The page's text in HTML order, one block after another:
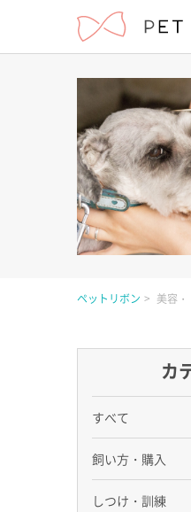
ペットリボン 美容
カ
すべて
飼い方・購入
しつけ・訓練